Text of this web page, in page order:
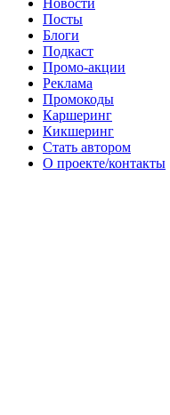
Новости
Посты
Блоги
Подкаст
Промо-акции
Реклама
Промокоды
Каршеринг
Кикшеринг
Стать автором
О проекте/контакты